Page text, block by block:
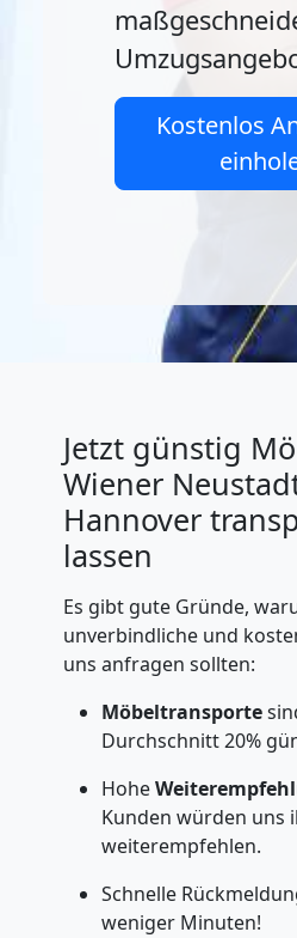
Kostenlos
Jetzt günstig
Wiener
Hannover
lassen
Es gibt gute Gründe,
unverbindliche und
uns anfragen sollten:
Möbeltransporte
Durchschnitt 20%
Hohe
Kunden würden uns
weiterempfehlen.
Schnelle
weniger Minuten!